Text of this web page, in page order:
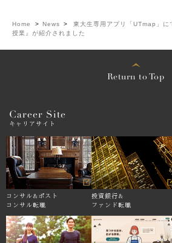
Home > News >
東大生専用アプリ「UTmap」に
授業』が紹介されました
Return to Top
Career Site
キャリアサイト
コンサル& ポスト
コンサル転職
投資銀行&
ファンド転職